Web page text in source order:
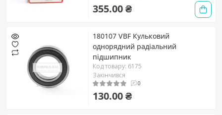
355.00 ₴
180107 VBF Кульковий
однорядний радіальний
підшипник
Код товару: 6175
Закінчився
0
130.00 ₴